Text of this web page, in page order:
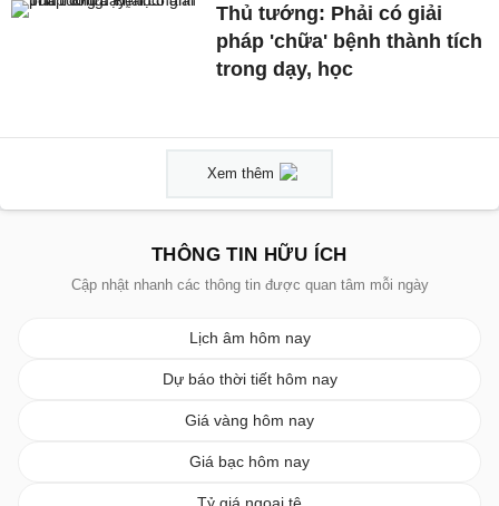
Thủ tướng: Phải có giải
pháp 'chữa' bệnh thành tích
trong dạy, học
Xem thêm
THÔNG TIN HỮU ÍCH
Cập nhật nhanh các thông tin được quan tâm mỗi ngày
Lịch âm hôm nay
Dự báo thời tiết hôm nay
Giá vàng hôm nay
Giá bạc hôm nay
Tỷ giá ngoại tệ